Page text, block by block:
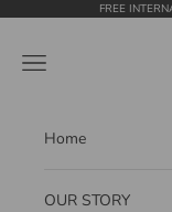
Skip to contentFREE
Navigation menu
Home
OUR STORY